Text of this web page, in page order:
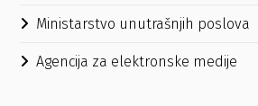
Ministarstvo unutrašnjih poslova
Agencija za elektronske medije